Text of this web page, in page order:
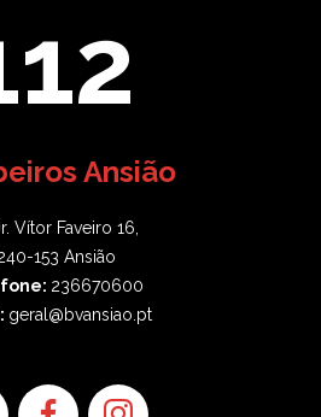
Ansião
Vítor Faveiro 16,
153 Ansião
236670600
geral@bvansiao.pt